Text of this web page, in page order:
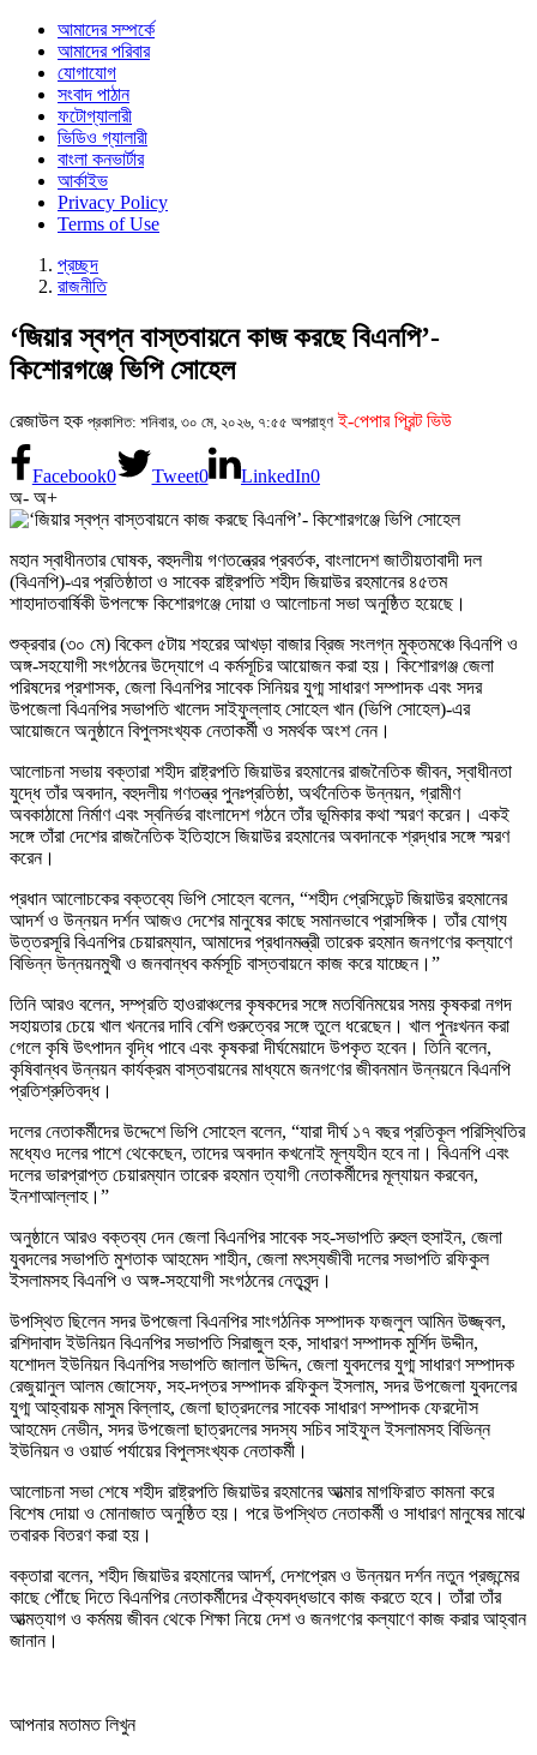
আমাদের সম্পর্কে
আমাদের পরিবার
যোগাযোগ
সংবাদ পাঠান
ফটোগ্যালারী
ভিডিও গ্যালারী
বাংলা কনভার্টার
আর্কাইভ
Privacy Policy
Terms of Use
প্রচ্ছদ
রাজনীতি
‘জিয়ার স্বপ্ন বাস্তবায়নে কাজ করছে বিএনপি’-
কিশোরগঞ্জে ভিপি সোহেল
রেজাউল হক প্রকাশিত: শনিবার, ৩০ মে, ২০২৬, ৭:৫৫ অপরাহ্ণ ই-পেপার প্রিন্ট ভিউ
Facebook0 Tweet0 LinkedIn0
অ- অ+
মহান স্বাধীনতার ঘোষক, বহুদলীয় গণতন্ত্রের প্রবর্তক, বাংলাদেশ জাতীয়তাবাদী দল
(বিএনপি)-এর প্রতিষ্ঠাতা ও সাবেক রাষ্ট্রপতি শহীদ জিয়াউর রহমানের ৪৫তম
শাহাদাতবার্ষিকী উপলক্ষে কিশোরগঞ্জে দোয়া ও আলোচনা সভা অনুষ্ঠিত হয়েছে।
শুক্রবার (৩০ মে) বিকেল ৫টায় শহরের আখড়া বাজার ব্রিজ সংলগ্ন মুক্তমঞ্চে বিএনপি ও
অঙ্গ-সহযোগী সংগঠনের উদ্যোগে এ কর্মসূচির আয়োজন করা হয়। কিশোরগঞ্জ জেলা
পরিষদের প্রশাসক, জেলা বিএনপির সাবেক সিনিয়র যুগ্ম সাধারণ সম্পাদক এবং সদর
উপজেলা বিএনপির সভাপতি খালেদ সাইফুল্লাহ সোহেল খান (ভিপি সোহেল)-এর
আয়োজনে অনুষ্ঠানে বিপুলসংখ্যক নেতাকর্মী ও সমর্থক অংশ নেন।
আলোচনা সভায় বক্তারা শহীদ রাষ্ট্রপতি জিয়াউর রহমানের রাজনৈতিক জীবন, স্বাধীনতা
যুদ্ধে তাঁর অবদান, বহুদলীয় গণতন্ত্র পুনঃপ্রতিষ্ঠা, অর্থনৈতিক উন্নয়ন, গ্রামীণ
অবকাঠামো নির্মাণ এবং স্বনির্ভর বাংলাদেশ গঠনে তাঁর ভূমিকার কথা স্মরণ করেন। একই
সঙ্গে তাঁরা দেশের রাজনৈতিক ইতিহাসে জিয়াউর রহমানের অবদানকে শ্রদ্ধার সঙ্গে স্মরণ
করেন।
প্রধান আলোচকের বক্তব্যে ভিপি সোহেল বলেন, “শহীদ প্রেসিডেন্ট জিয়াউর রহমানের
আদর্শ ও উন্নয়ন দর্শন আজও দেশের মানুষের কাছে সমানভাবে প্রাসঙ্গিক। তাঁর যোগ্য
উত্তরসূরি বিএনপির চেয়ারম্যান, আমাদের প্রধানমন্ত্রী তারেক রহমান জনগণের কল্যাণে
বিভিন্ন উন্নয়নমুখী ও জনবান্ধব কর্মসূচি বাস্তবায়নে কাজ করে যাচ্ছেন।”
তিনি আরও বলেন, সম্প্রতি হাওরাঞ্চলের কৃষকদের সঙ্গে মতবিনিময়ের সময় কৃষকরা নগদ
সহায়তার চেয়ে খাল খননের দাবি বেশি গুরুত্বের সঙ্গে তুলে ধরেছেন। খাল পুনঃখনন করা
গেলে কৃষি উৎপাদন বৃদ্ধি পাবে এবং কৃষকরা দীর্ঘমেয়াদে উপকৃত হবেন। তিনি বলেন,
কৃষিবান্ধব উন্নয়ন কার্যক্রম বাস্তবায়নের মাধ্যমে জনগণের জীবনমান উন্নয়নে বিএনপি
প্রতিশ্রুতিবদ্ধ।
দলের নেতাকর্মীদের উদ্দেশে ভিপি সোহেল বলেন, “যারা দীর্ঘ ১৭ বছর প্রতিকূল পরিস্থিতির
মধ্যেও দলের পাশে থেকেছেন, তাদের অবদান কখনোই মূল্যহীন হবে না। বিএনপি এবং
দলের ভারপ্রাপ্ত চেয়ারম্যান তারেক রহমান ত্যাগী নেতাকর্মীদের মূল্যায়ন করবেন,
ইনশাআল্লাহ।”
অনুষ্ঠানে আরও বক্তব্য দেন জেলা বিএনপির সাবেক সহ-সভাপতি রুহুল হুসাইন, জেলা
যুবদলের সভাপতি মুশতাক আহমেদ শাহীন, জেলা মৎস্যজীবী দলের সভাপতি রফিকুল
ইসলামসহ বিএনপি ও অঙ্গ-সহযোগী সংগঠনের নেতৃবৃন্দ।
উপস্থিত ছিলেন সদর উপজেলা বিএনপির সাংগঠনিক সম্পাদক ফজলুল আমিন উজ্জ্বল,
রশিদাবাদ ইউনিয়ন বিএনপির সভাপতি সিরাজুল হক, সাধারণ সম্পাদক মুর্শিদ উদ্দীন,
যশোদল ইউনিয়ন বিএনপির সভাপতি জালাল উদ্দিন, জেলা যুবদলের যুগ্ম সাধারণ সম্পাদক
রেজুয়ানুল আলম জোসেফ, সহ-দপ্তর সম্পাদক রফিকুল ইসলাম, সদর উপজেলা যুবদলের
যুগ্ম আহ্বায়ক মাসুম বিল্লাহ, জেলা ছাত্রদলের সাবেক সাধারণ সম্পাদক ফেরদৌস
আহমেদ নেভীন, সদর উপজেলা ছাত্রদলের সদস্য সচিব সাইফুল ইসলামসহ বিভিন্ন
ইউনিয়ন ও ওয়ার্ড পর্যায়ের বিপুলসংখ্যক নেতাকর্মী।
আলোচনা সভা শেষে শহীদ রাষ্ট্রপতি জিয়াউর রহমানের আত্মার মাগফিরাত কামনা করে
বিশেষ দোয়া ও মোনাজাত অনুষ্ঠিত হয়। পরে উপস্থিত নেতাকর্মী ও সাধারণ মানুষের মাঝে
তবারক বিতরণ করা হয়।
বক্তারা বলেন, শহীদ জিয়াউর রহমানের আদর্শ, দেশপ্রেম ও উন্নয়ন দর্শন নতুন প্রজন্মের
কাছে পৌঁছে দিতে বিএনপির নেতাকর্মীদের ঐক্যবদ্ধভাবে কাজ করতে হবে। তাঁরা তাঁর
আত্মত্যাগ ও কর্মময় জীবন থেকে শিক্ষা নিয়ে দেশ ও জনগণের কল্যাণে কাজ করার আহ্বান
জানান।
আপনার মতামত লিখুন